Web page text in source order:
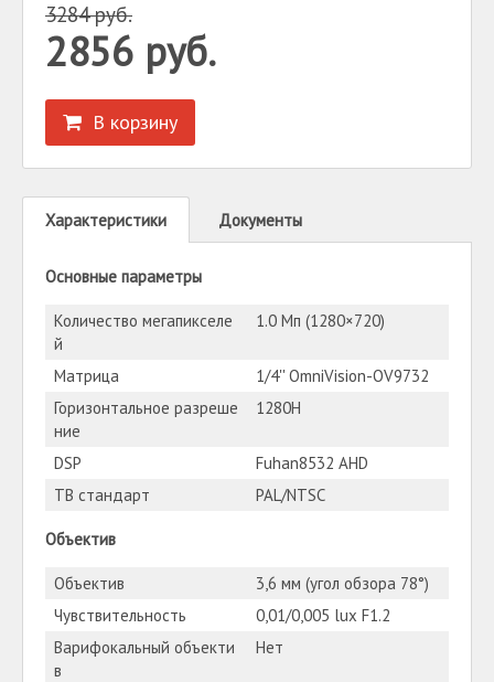
3284 руб.
2856 руб.
В корзину
Характеристики Документы
Основные параметры
Количество мегапикселе
й
1.0 Мп (1280×720)
Матрица
1/4'' OmniVision-OV9732
Горизонтальное разреше
ние
1280H
DSP
Fuhan8532 AHD
ТВ стандарт
PAL/NTSC
Объектив
Объектив
3,6 мм (угол обзора 78°)
Чувствительность
0,01/0,005 lux F1.2
Варифокальный объекти
в
Нет